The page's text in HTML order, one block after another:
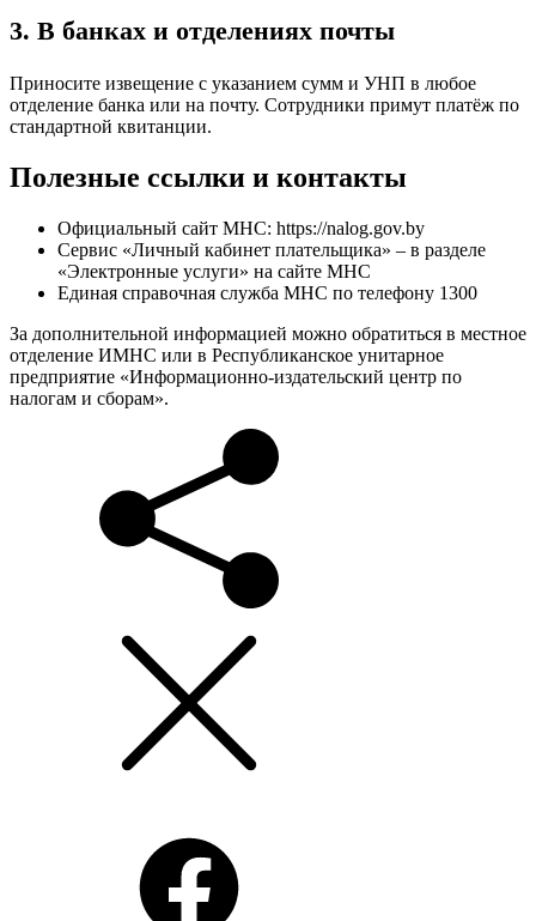
3. В банках и отделениях почты
Приносите извещение с указанием сумм и УНП в любое
отделение банка или на почту. Сотрудники примут платёж по
стандартной квитанции.
Полезные ссылки и контакты
Официальный сайт МНС: https://nalog.gov.by
Сервис «Личный кабинет плательщика» – в разделе
«Электронные услуги» на сайте МНС
Единая справочная служба МНС по телефону 1300
За дополнительной информацией можно обратиться в местное
отделение ИМНС или в Республиканское унитарное
предприятие «Информационно-издательский центр по
налогам и сборам».